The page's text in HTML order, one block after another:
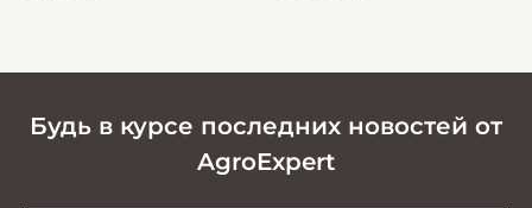
Будь в курсе последних новостей от
AgroExpert